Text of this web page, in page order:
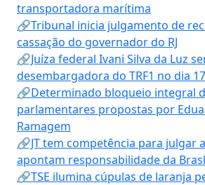
transportadora marítima
🔗Tribunal inicia julgamento de
cassação do governador do RJ
🔗Juíza federal Ivani Silva da Luz
desembargadora do TRF1 no dia 17
🔗Determinado bloqueio integral
parlamentares propostas por
Ramagem
🔗JT tem competência para julgar
apontam responsabilidade da
🔗TSE ilumina cúpulas de laranja